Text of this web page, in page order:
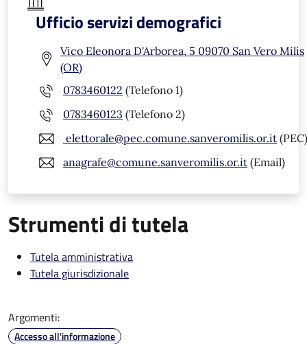
Ufficio servizi demografici
Vico Eleonora D'Arborea, 5 09070 San Vero Milis
(OR)
0783460122 (Telefono 1)
0783460123 (Telefono 2)
elettorale@pec.comune.sanveromilis.or.it (PEC)
anagrafe@comune.sanveromilis.or.it (Email)
Strumenti di tutela
Tutela amministrativa
Tutela giurisdizionale
Argomenti:
Accesso all'informazione